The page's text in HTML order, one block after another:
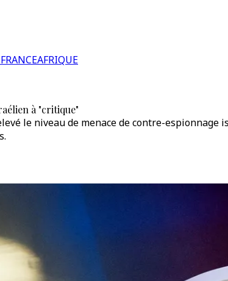
FRANCEAFRIQUE
à "critique"
le niveau de menace de contre-